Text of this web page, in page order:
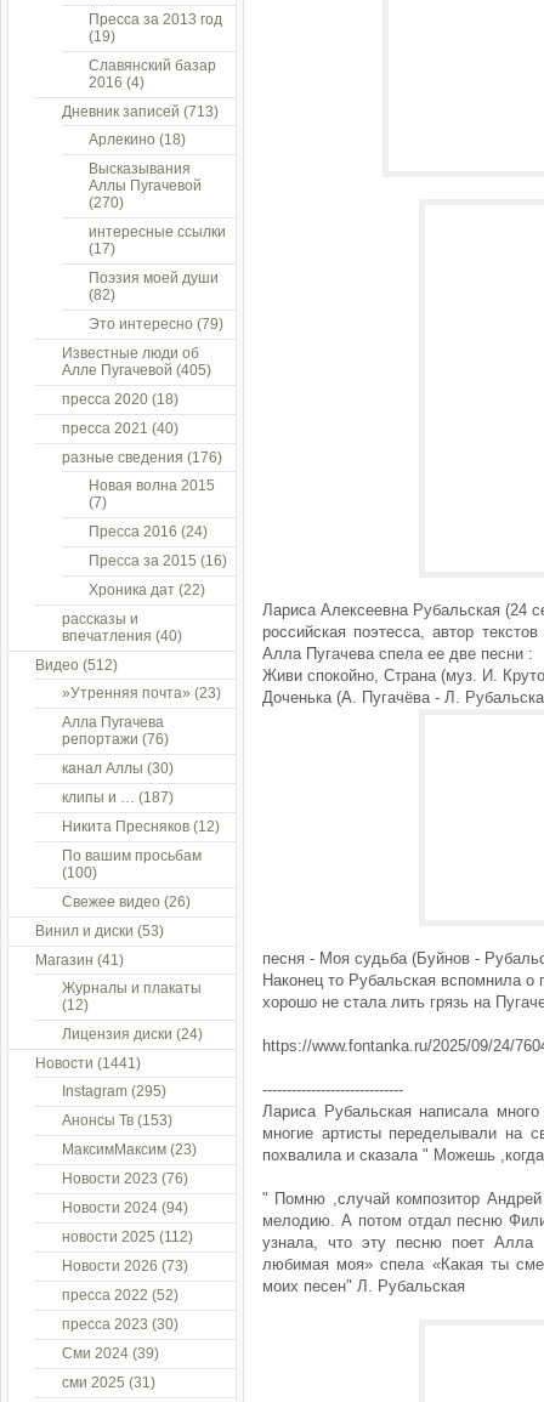
Лариса Алексеевна Рубальская (24
российская поэтесса, автор
Алла Пугачева спела ее две песни :
Живи спокойно, Страна (муз. И.
Доченька (А. Пугачёва - Л.
песня - Моя судьба (Буйнов -
Наконец то Рубальская вспомнила
хорошо не стала лить грязь на
https://www.fontanka.ru/2025/09/24/
-----------------------------
Лариса Рубальская написала
многие артисты переделывали на
похвалила и сказала " Можешь
" Помню ,случай композитор
мелодию. А потом отдал песню
узнала, что эту песню поет Алла
любимая моя» спела «Какая ты
моих песен" Л. Рубальская
Пресса за 2013 год
(19)
Славянский базар
2016 (4)
Дневник записей (713)
Арлекино (18)
Высказывания
Аллы Пугачевой
(270)
интересные ссылки
(17)
Поэзия моей души
(82)
Это интересно (79)
Известные люди об
Алле Пугачевой (405)
пресса 2020 (18)
пресса 2021 (40)
разные сведения (176)
Новая волна 2015
(7)
Пресса 2016 (24)
Пресса за 2015 (16)
Хроника дат (22)
рассказы и
впечатления (40)
Видео (512)
»Утренняя почта» (23)
Алла Пугачева
репортажи (76)
канал Аллы (30)
клипы и … (187)
Никита Пресняков (12)
По вашим просьбам
(100)
Свежее видео (26)
Винил и диски (53)
Магазин (41)
Журналы и плакаты
(12)
Лицензия диски (24)
Новости (1441)
Instagram (295)
Анонсы Тв (153)
МаксимМаксим (23)
Новости 2023 (76)
Новости 2024 (94)
новости 2025 (112)
Новости 2026 (73)
пресса 2022 (52)
пресса 2023 (30)
Сми 2024 (39)
сми 2025 (31)